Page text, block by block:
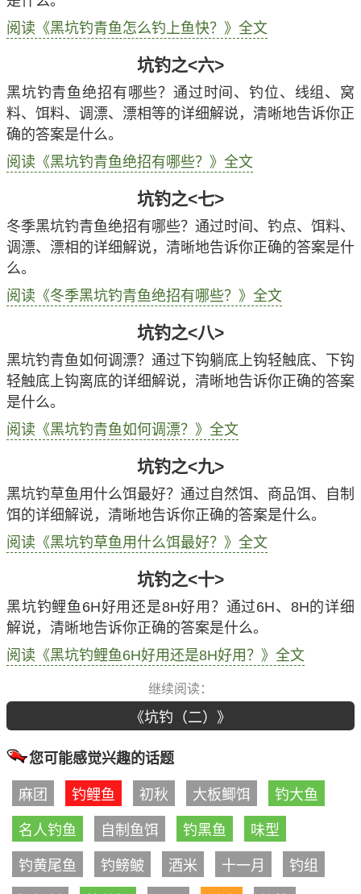
阅读《黑坑钓青鱼怎么钓上鱼快？》全文
坑钓之<六>
黑坑钓青鱼绝招有哪些？通过时间、钓位、线组、窝
料、饵料、调漂、漂相等的详细解说，清晰地告诉你正
确的答案是什么。
阅读《黑坑钓青鱼绝招有哪些？》全文
坑钓之<七>
冬季黑坑钓青鱼绝招有哪些？通过时间、钓点、饵料、
调漂、漂相的详细解说，清晰地告诉你正确的答案是什
么。
阅读《冬季黑坑钓青鱼绝招有哪些？》全文
坑钓之<八>
黑坑钓青鱼如何调漂？通过下钩躺底上钩轻触底、下钩
轻触底上钩离底的详细解说，清晰地告诉你正确的答案
是什么。
阅读《黑坑钓青鱼如何调漂？》全文
坑钓之<九>
黑坑钓草鱼用什么饵最好？通过自然饵、商品饵、自制
饵的详细解说，清晰地告诉你正确的答案是什么。
阅读《黑坑钓草鱼用什么饵最好？》全文
坑钓之<十>
黑坑钓鲤鱼6H好用还是8H好用？通过6H、8H的详细
解说，清晰地告诉你正确的答案是什么。
阅读《黑坑钓鲤鱼6H好用还是8H好用？》全文
继续阅读：
《坑钓（二）》
您可能感觉兴趣的话题
麻团 钓鲤鱼 初秋 大板鲫饵 钓大鱼
名人钓鱼 自制鱼饵 钓黑鱼 味型
钓黄尾鱼 钓鳑鲏 酒米 十一月 钓组